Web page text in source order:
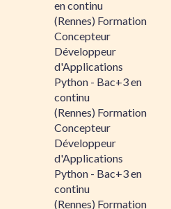
en continu
(Rennes) Formation
Concepteur
Développeur
d'Applications
Python - Bac+3 en
continu
(Rennes) Formation
Concepteur
Développeur
d'Applications
Python - Bac+3 en
continu
(Rennes) Formation